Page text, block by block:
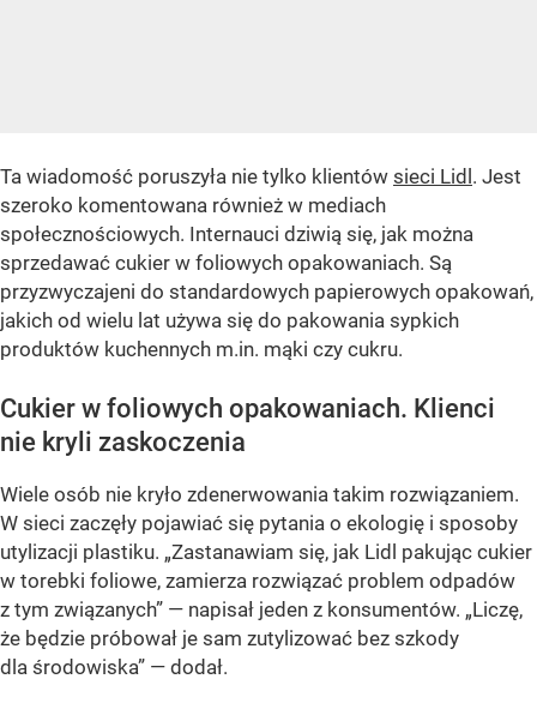
Ta wiadomość poruszyła nie tylko klientów sieci Lidl . Jest
szeroko komentowana również w mediach
społecznościowych. Internauci dziwią się, jak można
sprzedawać cukier w foliowych opakowaniach. Są
przyzwyczajeni do standardowych papierowych opakowań,
jakich od wielu lat używa się do pakowania sypkich
produktów kuchennych m.in. mąki czy cukru.
Cukier w foliowych opakowaniach. Klienci
nie kryli zaskoczenia
Wiele osób nie kryło zdenerwowania takim rozwiązaniem.
W sieci zaczęły pojawiać się pytania o ekologię i sposoby
utylizacji plastiku. „Zastanawiam się, jak Lidl pakując cukier
w torebki foliowe, zamierza rozwiązać problem odpadów
z tym związanych” — napisał jeden z konsumentów. „Liczę,
że będzie próbował je sam zutylizować bez szkody
dla środowiska” — dodał.